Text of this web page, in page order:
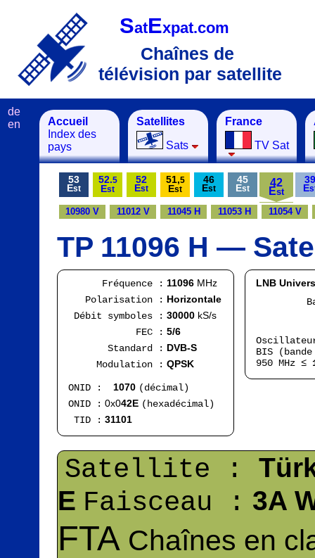
SatExpat.com
Chaînes de
télévision par satellite
Accueil
Index des
pays
Satellites
Sats
France
TV Sat
de
en
53
Est
52.5
Est
52
Est
51,5
Est
46
Est
45
Est 42
Est
39
E
10980 V 11012 V 11045 H 11053 H 11054 V
TP 11096 H —
Fréquence : 11096 MHz
Polarisation : Horizontale
Débit symboles : 30000 kS/s
FEC : 5/6
Standard : DVB-S
Modulation : QPSK
ONID : 1070 (décimal)
ONID : 0x042E (hexadécimal)
TID : 31101
LNB
BIS
950 MHz ≤
Satellite :
E Faisceau : 3A
FTA Chaînes en